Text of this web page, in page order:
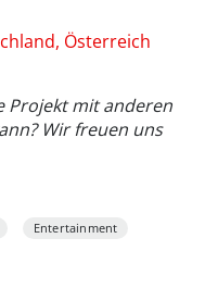
Österreich
Projekt mit anderen
Wir freuen uns
Entertainment